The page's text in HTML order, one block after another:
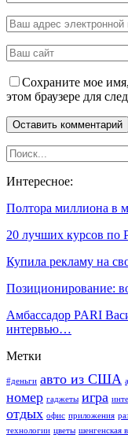
Сохраните мое
этом браузере для
Интересное:
Полтора миллиона в
20 лучших курсов по
Купила рекламу на
Позиционирование:
Амбассадор PARI
интервью…
Метки
#деньги авто из США
номер гаджеты игра
отдых офис приложения
технологии цветы шенгенская